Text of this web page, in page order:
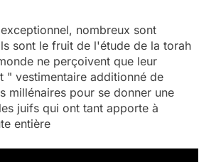
nombreux sont
sont le fruit de l'étude de la torah
ne perçoivent que leur
" vestimentaire additionné de
millénaires pour se donner une
juifs qui ont tant apporte à
entière